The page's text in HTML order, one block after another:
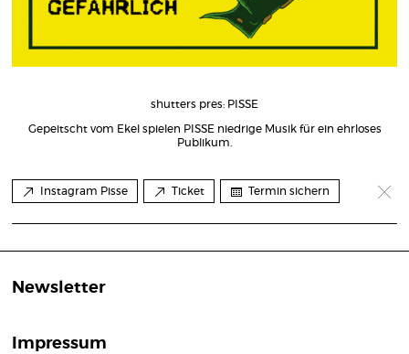
shutters pres: PISSE
Gepeitscht vom Ekel spielen PISSE niedrige Musik für ein ehrloses
Publikum.
Instagram Pisse Ticket Termin sichern
Newsletter
Impressum